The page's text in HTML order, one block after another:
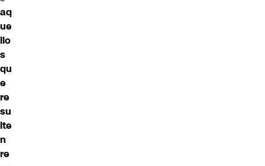
aq
ue
llo
s
qu
e
re
su
lte
n
re